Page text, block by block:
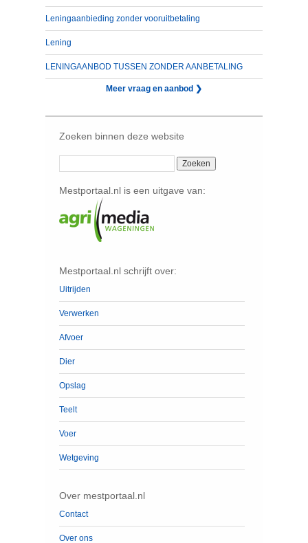
Leningaanbieding zonder vooruitbetaling
Lening
LENINGAANBOD TUSSEN ZONDER AANBETALING
Meer vraag en aanbod ❯
Zoeken binnen deze website
Mestportaal.nl is een uitgave van:
Mestportaal.nl schrijft over:
Uitrijden
Verwerken
Afvoer
Dier
Opslag
Teelt
Voer
Wetgeving
Over mestportaal.nl
Contact
Over ons